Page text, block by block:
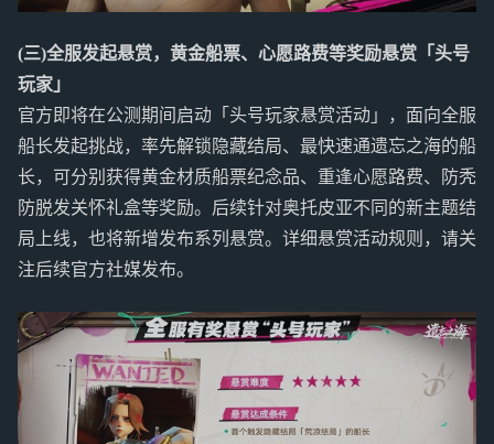
(三)全服发起悬赏，黄金船票、心愿路费等奖励悬赏「头号
玩家」
官方即将在公测期间启动「头号玩家悬赏活动」，面向全服
船长发起挑战，率先解锁隐藏结局、最快速通遗忘之海的船
长，可分别获得黄金材质船票纪念品、重逢心愿路费、防秃
防脱发关怀礼盒等奖励。后续针对奥托皮亚不同的新主题结
局上线，也将新增发布系列悬赏。详细悬赏活动规则，请关
注后续官方社媒发布。